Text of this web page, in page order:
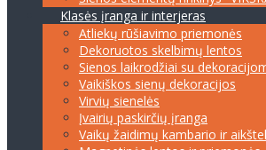
Klasės įranga ir interjeras
Atliekų rūšiavimo priemonės
Dekoruotos skelbimų lentos
Sienos laikrodžiai su
Vaikiškos sienų dekoracijos
Virvių sienelės
Įvairių paskirčių įranga
Vaikų žaidimų kambario ir